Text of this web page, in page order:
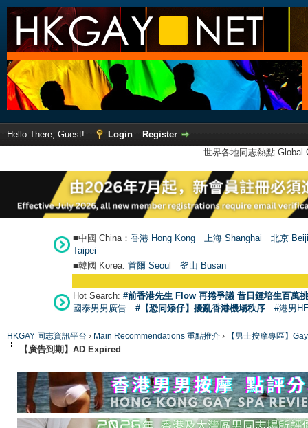
Hello There, Guest! Login
Register
世界各地同志熱點
■中國 China： 香港 Hong Kong 上海 Shanghai
北京
Taipei
■韓國 Korea: 首爾 Seoul 釜山 Busan
Hot Search: #前香港先生 Flow 再捲爭議 昔日鍾培生百萬
國泰男男廣告
#【恐同矮仔】擾亂香港機場秩序 #港男
HKGAY 同志資訊平台 › Main Recommendations 重點推介 › 【男士按摩專區】
【廣告到期】AD Expired